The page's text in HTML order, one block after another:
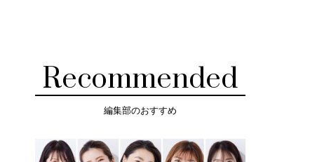
Recommended
編集部のおすすめ